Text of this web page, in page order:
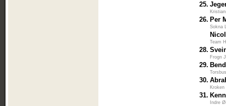
25.
26. Per
Sokna
Team
28.
Frogn
29.
30.
31.
Indre